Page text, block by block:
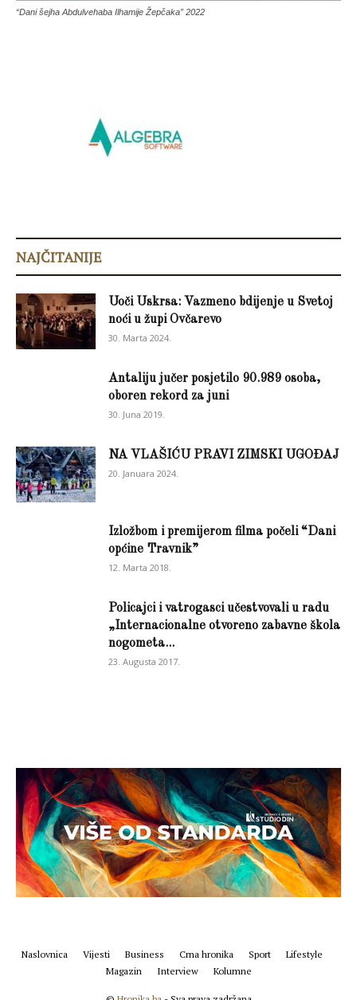
“Dani šejha Abdulvehaba Ilhamije Žepčaka” 2022
NAJČITANIJE
Uoči Uskrsa: Vazmeno bdijenje u Svetoj
noći u župi Ovčarevo
30. Marta 2024.
Antaliju jučer posjetilo 90.989 osoba,
oboren rekord za juni
30. Juna 2019.
NA VLAŠIĆU PRAVI ZIMSKI UGOĐAJ
20. Januara 2024.
Izložbom i premijerom filma počeli “Dani
općine Travnik”
12. Marta 2018.
Policajci i vatrogasci učestvovali u radu
„Internacionalne otvoreno zabavne škola
nogometa...
23. Augusta 2017.
Naslovnica Vijesti Business Crna hronika Sport
Lifestyle
Magazin
Interview Kolumne